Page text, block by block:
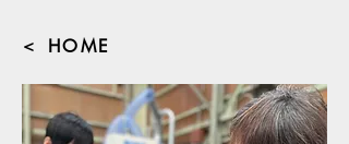
＜ HOME